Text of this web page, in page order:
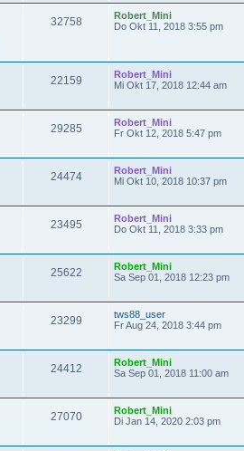
32758
Robert_Mini
Do Okt 11, 2018 3:55 pm
22159
Robert_Mini
Mi Okt 17, 2018 12:44 am
29285
Robert_Mini
Fr Okt 12, 2018 5:47 pm
24474
Robert_Mini
Mi Okt 10, 2018 10:37 pm
23495
Robert_Mini
Do Okt 11, 2018 3:33 pm
25622
Robert_Mini
Sa Sep 01, 2018 12:23 pm
23299
tws88_user
Fr Aug 24, 2018 3:44 pm
24412
Robert_Mini
Sa Sep 01, 2018 11:00 am
27070
Robert_Mini
Di Jan 14, 2020 2:03 pm